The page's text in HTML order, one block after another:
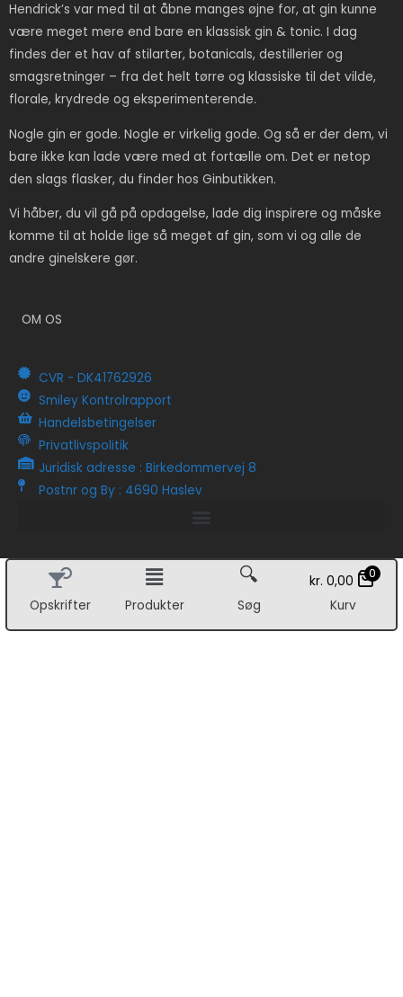
Hendrick’s var med til at åbne manges øjne for, at gin kunne
være meget mere end bare en klassisk gin & tonic. I dag
findes der et hav af stilarter, botanicals, destillerier og
smagsretninger – fra det helt tørre og klassiske til det vilde,
florale, krydrede og eksperimenterende.
Nogle gin er gode. Nogle er virkelig gode. Og så er der dem, vi
bare ikke kan lade være med at fortælle om. Det er netop
den slags flasker, du finder hos Ginbutikken.
Vi håber, du vil gå på opdagelse, lade dig inspirere og måske
komme til at holde lige så meget af gin, som vi og alle de
andre ginelskere gør.
OM OS
CVR - DK41762926
Smiley Kontrolrapport
Handelsbetingelser
Privatlivspolitik
Juridisk adresse : Birkedommervej 8
Postnr og By : 4690 Haslev
🔍 kr. 0,00
0
Opskrifter
Produkter Søg Kurv